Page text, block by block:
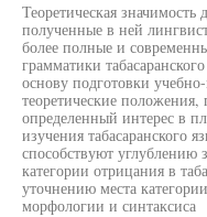
Теоретическая значимость
полученные в ней
более полные и
грамматики
основу подготовки
теоретические
определенный интерес в
изучения табасаранского
способствуют углублению
категории отрицания в
уточнению места
морфологии и синтаксиса